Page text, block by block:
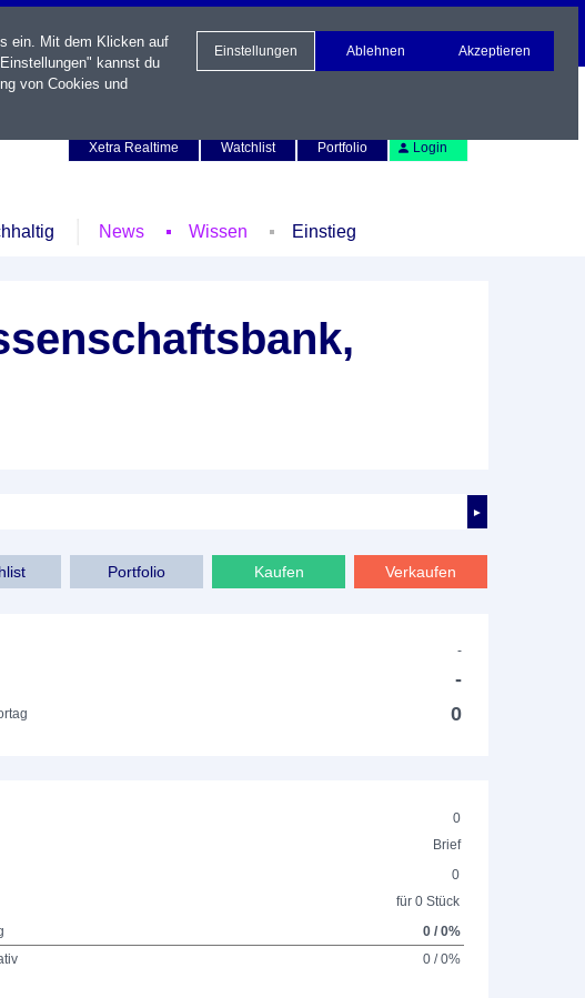
Xetra Realtime
Watchlist Portfolio Login
News Wissen Einstieg
►
Verkaufen
Kaufen
Portfolio
-
-
0
0
Brief
0
für 0 Stück
0 / 0%
0 / 0%
ein. Mit dem Klicken auf
kannst du
von Cookies und
Einstellungen Ablehnen Akzeptieren